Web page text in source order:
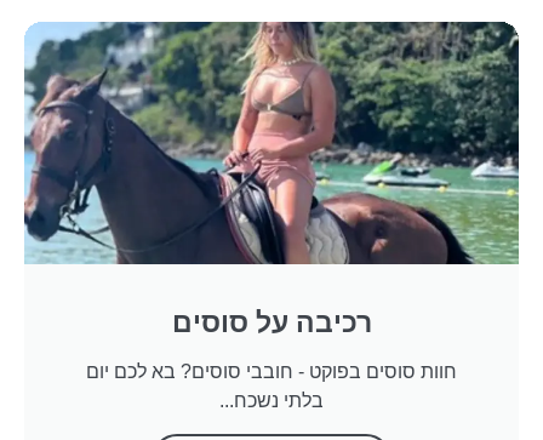
רכיבה על סוסים
חוות סוסים בפוקט - חובבי סוסים? בא לכם יום
בלתי נשכח...